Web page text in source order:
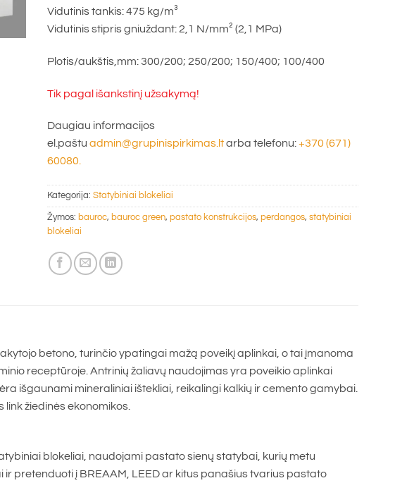
Vidutinis tankis: 475 kg/m³
Vidutinis stipris gniuždant: 2,1 N/mm² (2,1 MPa)
Plotis/aukštis,mm: 300/200; 250/200; 150/400; 100/400
Tik pagal išankstinį užsakymą!
Daugiau informacijos
el.paštu admin@grupinispirkimas.ltarba telefonu:+370 (671)
60080.
Kategorija: Statybiniai blokeliai
Žymos: bauroc, bauroc green, pastato konstrukcijos, perdangos, statybiniai
blokeliai
betono, turinčio ypatingai mažą poveikį aplinkai, o tai įmanoma
receptūroje. Antrinių žaliavų naudojimas yra poveikio aplinkai
išgaunami mineraliniai ištekliai, reikalingi kalkių ir cemento gamybai.
žiedinės ekonomikos.
blokeliai, naudojami pastato sienų statybai, kurių metu
pretenduoti į BREAAM, LEED ar kitus panašius tvarius pastato